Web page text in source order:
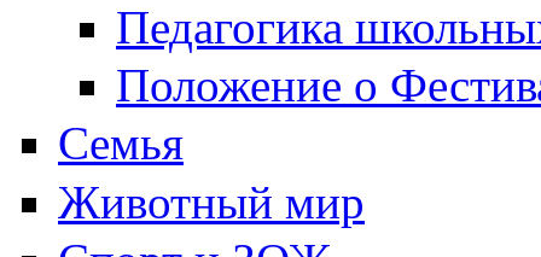
Педагогика
Положение о
Семья
Животный мир